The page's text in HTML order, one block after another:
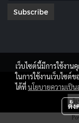
Subscribe
ผู้
เว็บไซต์นี้มีการใช้งา
ในการใช้งานเว็บไซต์
ได้ที่นโยบายความเป็
ตั้ง